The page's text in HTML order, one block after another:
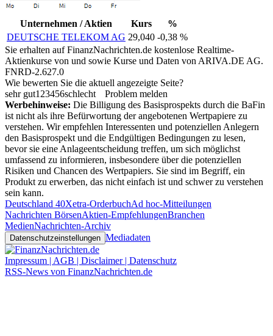
Unternehmen / Aktien Kurs
%
DEUTSCHE TELEKOM AG 29,040 -0,38 %
Sie erhalten auf FinanzNachrichten.de kostenlose Realtime-
Aktienkurse von und sowie Kurse und Daten von ARIVA.DE AG.
FNRD-2.627.0
Wie bewerten Sie die aktuell angezeigte Seite?
sehr gut1 23456schlecht
Problem melden
Werbehinweise: Die Billigung des Basisprospekts durch die BaFin
ist nicht als ihre Befürwortung der angebotenen Wertpapiere zu
verstehen. Wir empfehlen Interessenten und potenziellen Anlegern
den Basisprospekt und die Endgültigen Bedingungen zu lesen,
bevor sie eine Anlageentscheidung treffen, um sich möglichst
umfassend zu informieren, insbesondere über die potenziellen
Risiken und Chancen des Wertpapiers. Sie sind im Begriff, ein
Produkt zu erwerben, das nicht einfach ist und schwer zu verstehen
sein kann.
Deutschland 40Xetra-OrderbuchAd hoc-Mitteilungen
Nachrichten BörsenAktien-EmpfehlungenBranchen
MedienNachrichten-Archiv
Datenschutzeinstellungen Mediadaten
Impressum | AGB | Disclaimer | Datenschutz
RSS-News von FinanzNachrichten.de